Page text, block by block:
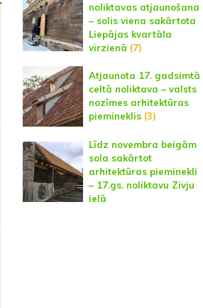
noliktavas atjaunošana
– solis viena sakārtota
Liepājas kvartāla
virzienā (7)
Atjaunota 17. gadsimtā
celtā noliktava – valsts
nozīmes arhitektūras
piemineklis(3)
Līdz novembra beigām
sola sakārtot
arhitektūras pieminekli
– 17.gs. noliktavu Zivju
ielā